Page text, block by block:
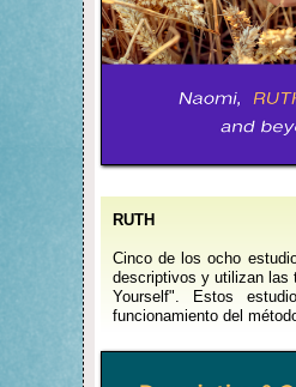
RUTH
Cinco de los ocho
descriptivos y utilizan las
Yourself". Estos
funcionamiento del